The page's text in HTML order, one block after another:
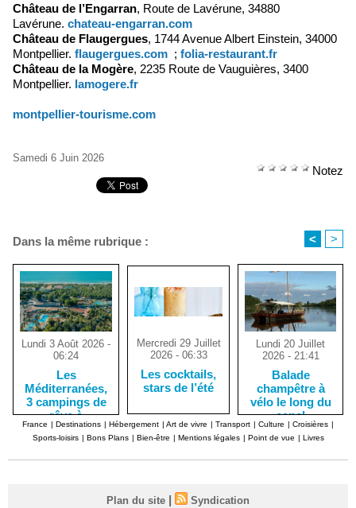
Château de l’Engarran, Route de Lavérune, 34880
Lavérune. chateau-engarran.com
Château de Flaugergues, 1744 Avenue Albert Einstein, 34000
Montpellier. flaugergues.com ; folia-restaurant.fr
Château de la Mogère, 2235 Route de Vauguières, 3400
Montpellier. lamogere.fr
montpellier-tourisme.com
Samedi 6 Juin 2026
Notez
Dans la même rubrique : < >
Lundi 3 Août 2026 -
06:24
Les
Méditerranées,
3 campings de
rêve à
Marseillan-
Plage
Mercredi 29 Juillet
2026 - 06:33
Les cocktails,
stars de l’été
Lundi 20 Juillet
2026 - 21:41
Balade
champêtre à
vélo le long du
canal
d’Orléans, dans
le Loiret
France | Destinations | Hébergement | Art de vivre | Transport | Culture | Croisières |
Sports-loisirs | Bons Plans | Bien-être | Mentions légales | Point de vue | Livres
Plan du site | Syndication